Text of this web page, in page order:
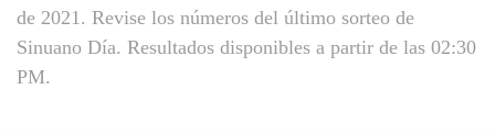
de 2021. Revise los números del último sorteo de
Sinuano Día. Resultados disponibles a partir de las 02:30
PM.